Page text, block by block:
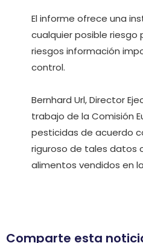
El informe ofrece una
cualquier posible riesgo
riesgos información
control.
Bernhard Url, Director
trabajo de la Comisión
pesticidas de acuerdo
riguroso de tales datos
alimentos vendidos en
Comparte esta